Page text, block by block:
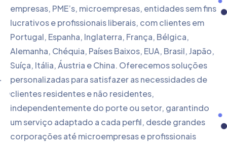
empresas, PME’s, microempresas, entidades sem fins
lucrativos e profissionais liberais, com clientes em
Portugal, Espanha, Inglaterra, França, Bélgica,
Alemanha, Chéquia, Países Baixos, EUA, Brasil, Japão,
Suíça, Itália, Áustria e China. Oferecemos soluções
personalizadas para satisfazer as necessidades de
clientes residentes e não residentes,
independentemente do porte ou setor, garantindo
um serviço adaptado a cada perfil, desde grandes
corporações até microempresas e profissionais